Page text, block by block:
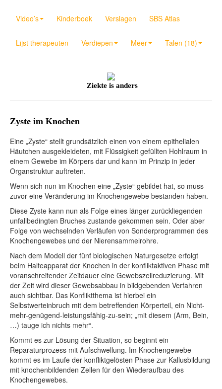
Video’s Kinderboek Verslagen SBS Atlas
Lijst therapeuten Verdiepen Meer Talen (18)
Ziekte is anders
Zyste im Knochen
Eine „Zyste“ stellt grundsätzlich einen von einem epithelialen
Häutchen ausgekleideten, mit Flüssigkeit gefüllten Hohlraum in
einem Gewebe im Körpers dar und kann im Prinzip in jeder
Organstruktur auftreten.
Wenn sich nun im Knochen eine „Zyste“ gebildet hat, so muss
zuvor eine Veränderung im Knochengewebe bestanden haben.
Diese Zyste kann nun als Folge eines länger zurückliegenden
unfallbedingten Bruches zustande gekommen sein. Oder aber
Folge von wechselnden Verläufen von Sonderprogrammen des
Knochengewebes und der Nierensammelrohre.
Nach dem Modell der fünf biologischen Naturgesetze erfolgt
beim Halteapparat der Knochen in der konfliktaktiven Phase mit
voranschreitender Zeitdauer eine Gewebszellreduzierung. Mit
der Zeit wird dieser Gewebsabbau in bildgebenden Verfahren
auch sichtbar. Das Konfliktthema ist hierbei ein
Selbstwerteinbruch mit dem betreffenden Körperteil, ein Nicht-
mehr-genügend-leistungsfähig-zu-sein; „mit diesem (Arm, Bein,
…) tauge ich nichts mehr“.
Kommt es zur Lösung der Situation, so beginnt ein
Reparaturprozess mit Aufschwellung. Im Knochengewebe
kommt es im Laufe der konfliktgelösten Phase zur Kallusbildung
mit knochenbildenden Zellen für den Wiederaufbau des
Knochengewebes.